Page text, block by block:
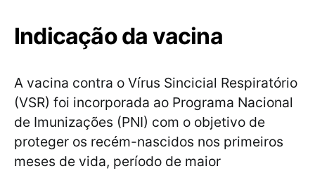
Indicação da vacina
A vacina contra o Vírus Sincicial Respiratório
(VSR) foi incorporada ao Programa Nacional
de Imunizações (PNI) com o objetivo de
proteger os recém-nascidos nos primeiros
meses de vida, período de maior